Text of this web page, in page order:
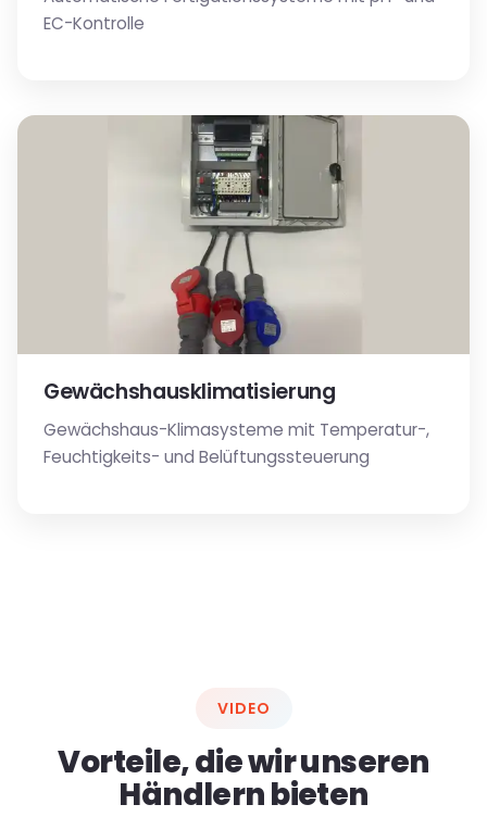
EC-Kontrolle
Gewächshausklimatisierung
Gewächshaus-Klimasysteme mit Temperatur-,
Feuchtigkeits- und Belüftungssteuerung
VIDEO
Vorteile, die wir unseren
Händlern bieten